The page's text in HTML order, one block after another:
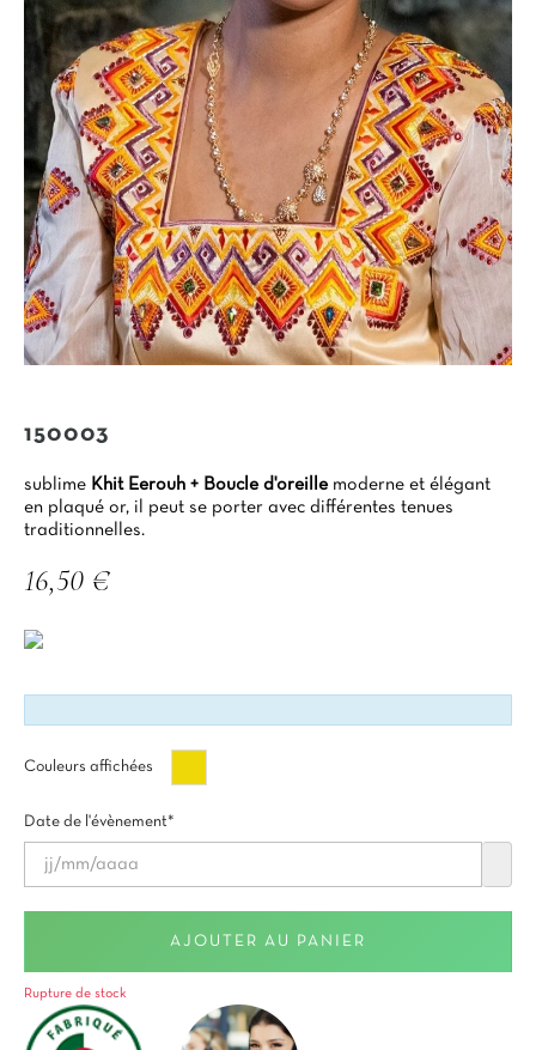
150003
sublime Khit Eerouh + Boucle d'oreille moderne et élégant
en plaqué or, il peut se porter avec différentes tenues
traditionnelles.
16,50 €
Couleurs affichées
Date de l'évènement*
AJOUTER AU PANIER
Rupture de stock